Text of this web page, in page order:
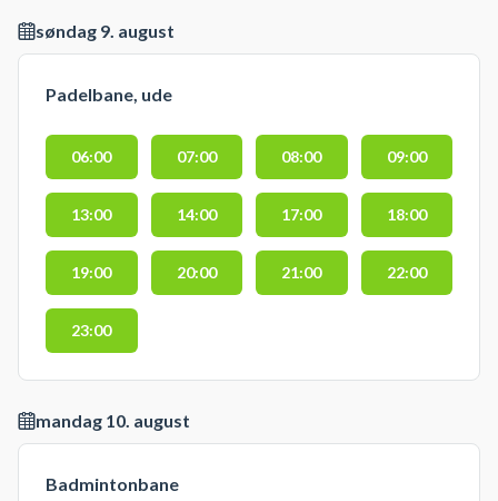
søndag 9. august
Padelbane, ude
06:00 07:00 08:00 09:00
13:00 14:00 17:00 18:00
19:00 20:00 21:00 22:00
23:00
mandag 10. august
Badmintonbane